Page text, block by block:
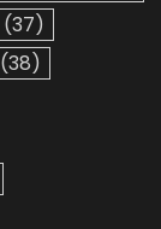
(37)
(38)